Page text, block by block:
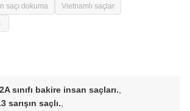
saçı dokuma
Vietnamlı saçlar
sınıfı bakire insan saçları.
sarışın saçlı.